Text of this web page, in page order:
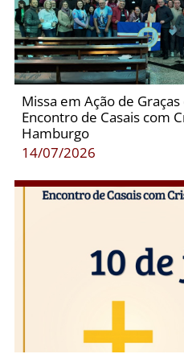
Missa em Ação de
Encontro de Casais com
Hamburgo
14/07/2026